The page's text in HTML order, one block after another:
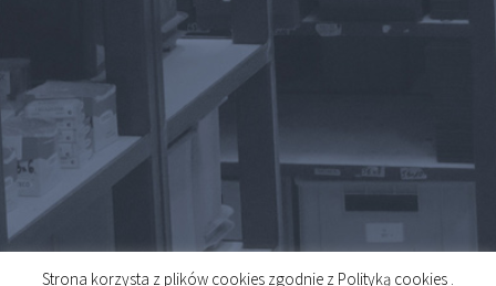
Strona korzysta z plików cookies zgodnie z Polityką cookies .